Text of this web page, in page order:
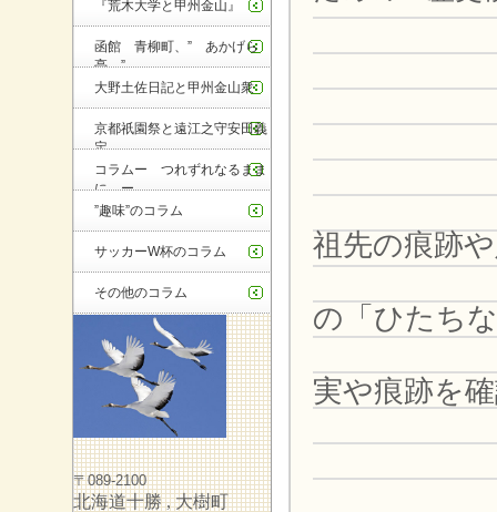
祖先の痕跡
の「ひたち
実や痕跡を
『荒木大学と甲州金山』
函館 青柳町、” あかげら
亭 ”
大野土佐日記と甲州金山衆
京都祇園祭と遠江之守安田義
定
コラムー つれずれなるまま
に ー
”趣味”のコラム
サッカーW杯のコラム
その他のコラム
〒089-2100
北海道十勝 ,大樹町